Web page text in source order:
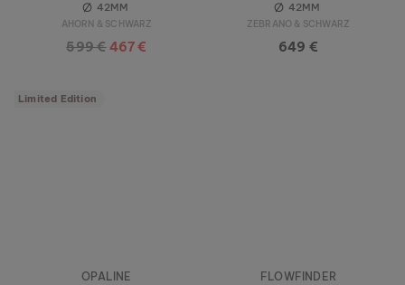
42MM
AHORN & SCHWARZ
599 € 467 €
42MM
ZEBRANO & SCHWARZ
649 €
Limited Edition
OPALINE FLOWFINDER